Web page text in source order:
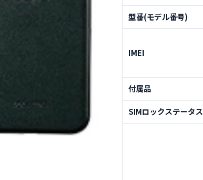
型番(モデル番号)
IMEI
付属品
SIMロックステータス